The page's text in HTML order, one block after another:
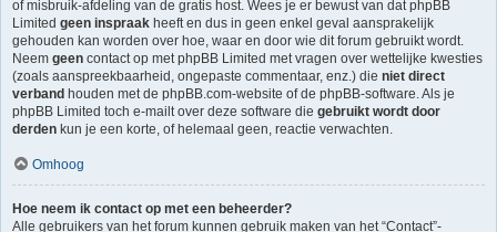
of misbruik-afdeling van de gratis host. Wees je er bewust van dat phpBB
Limited geen inspraak heeft en dus in geen enkel geval aansprakelijk
gehouden kan worden over hoe, waar en door wie dit forum gebruikt wordt.
Neem geen contact op met phpBB Limited met vragen over wettelijke kwesties
(zoals aanspreekbaarheid, ongepaste commentaar, enz.) die niet direct
verband houden met de phpBB.com-website of de phpBB-software. Als je
phpBB Limited toch e-mailt over deze software die gebruikt wordt door
derden kun je een korte, of helemaal geen, reactie verwachten.
Omhoog
Hoe neem ik contact op met een beheerder?
Alle gebruikers van het forum kunnen gebruik maken van het “Contact”-